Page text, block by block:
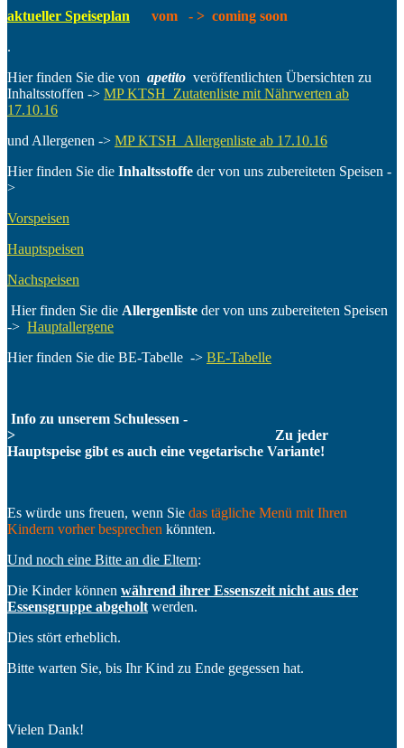
aktueller Speiseplan
vom - > coming soon
.
Hier finden Sie die von apetito veröffentlichten Übersichten zu
Inhaltsstoffen -> MP KTSH_Zutatenliste mit Nährwerten ab
17.10.16
und Allergenen -> MP KTSH_Allergenliste ab 17.10.16
Hier finden Sie die Inhaltsstoffe der von uns zubereiteten Speisen -
>
Vorspeisen
Hauptspeisen
Nachspeisen
Hier finden Sie die Allergenliste der von uns zubereiteten Speisen
-> Hauptallergene
Hier finden Sie die BE-Tabelle -> BE-Tabelle
Info zu unserem Schulessen -
> Zu jeder
Hauptspeise gibt es auch eine vegetarische Variante!
Es würde uns freuen, wenn Sie das tägliche Menü mit Ihren
Kindern vorher besprechen könnten.
Und noch eine Bitte an die Eltern:
Die Kinder können während ihrer Essenszeit nicht aus der
Essensgruppe abgeholt werden.
Dies stört erheblich.
Bitte warten Sie, bis Ihr Kind zu Ende gegessen hat.
Vielen Dank!